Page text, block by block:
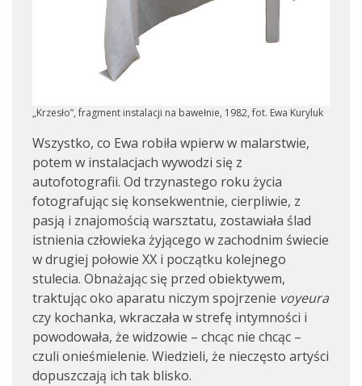
„Krzesło”, fragment instalacji na bawełnie, 1982, fot. Ewa Kuryluk
Wszystko, co Ewa robiła wpierw w malarstwie,
potem w instalacjach wywodzi się z
autofotografii. Od trzynastego roku życia
fotografując się konsekwentnie, cierpliwie, z
pasją i znajomością warsztatu, zostawiała ślad
istnienia człowieka żyjącego w zachodnim świecie
w drugiej połowie XX i początku kolejnego
stulecia. Obnażając się przed obiektywem,
traktując oko aparatu niczym spojrzenie voyeura
czy kochanka, wkraczała w strefę intymności i
powodowała, że widzowie – chcąc nie chcąc –
czuli onieśmielenie. Wiedzieli, że nieczęsto artyści
dopuszczają ich tak blisko.